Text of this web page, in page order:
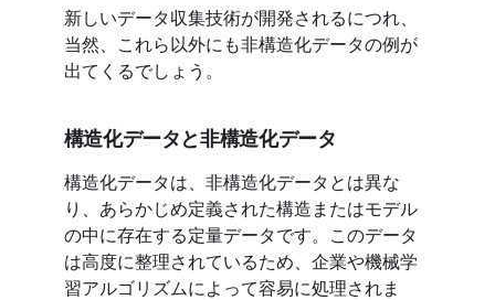
新しいデータ収集技術が開発されるにつれ、
当然、これら以外にも非構造化データの例が
出てくるでしょう。
構造化データと非構造化データ
構造化データは、非構造化データとは異な
り、あらかじめ定義された構造またはモデル
の中に存在する定量データです。このデータ
は高度に整理されているため、企業や機械学
習アルゴリズムによって容易に処理されま